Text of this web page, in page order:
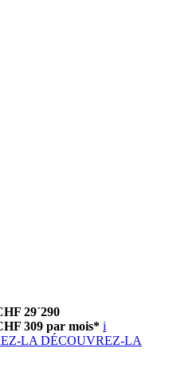
29´290
309 par mois* i
LA DÉCOUVREZ-LA